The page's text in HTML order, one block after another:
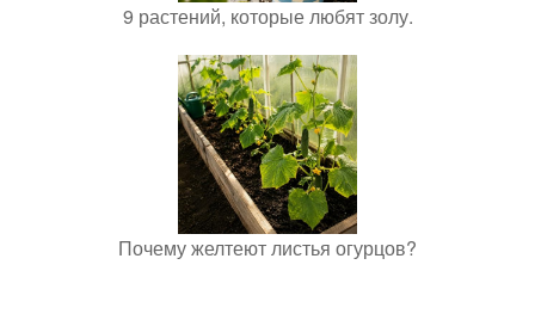
9 растений, которые любят золу.
Почему желтеют листья огурцов?